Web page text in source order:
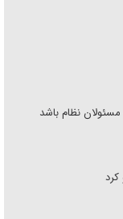
نظام باشد